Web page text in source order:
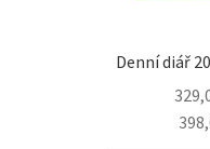
Denní diář